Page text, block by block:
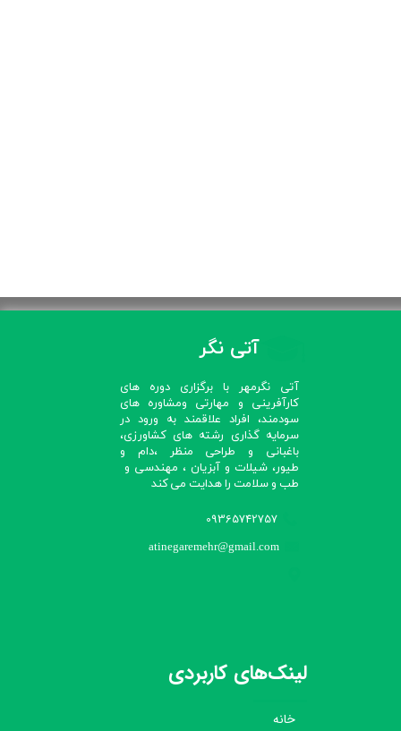
آتی نگر
آتی نگرمهر با برگزاری دوره های
کارآفرینی و مهارتی ومشاوره های
سودمند، افراد علاقمند به ورود در
سرمایه گذاری رشته های کشاورزی،
باغبانی و طراحی منظر ،دام و
طیور، شیلات و آبزیان ، مهندسی و
طب و سلامت را هدایت می کند​​​​​​​
09365742757
atinegaremehr@gmail.com
لینک‌های کاربردی
خانه